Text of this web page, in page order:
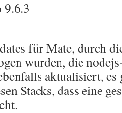
9.6.3
für Mate, durch
wurden, die
aktualisiert,
Stacks, dass eine